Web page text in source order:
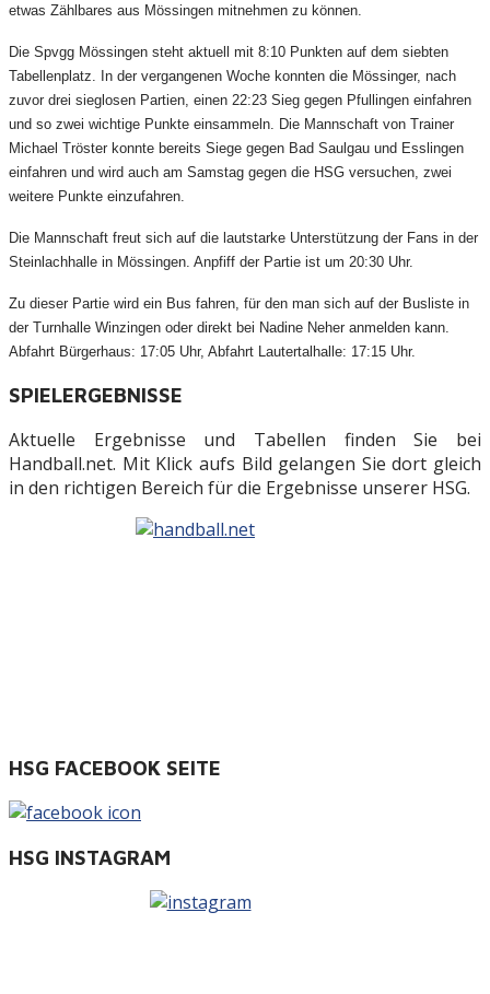
etwas Zählbares aus Mössingen mitnehmen zu können.
Die Spvgg Mössingen steht aktuell mit 8:10 Punkten auf dem siebten
Tabellenplatz. In der vergangenen Woche konnten die Mössinger, nach
zuvor drei sieglosen Partien, einen 22:23 Sieg gegen Pfullingen einfahren
und so zwei wichtige Punkte einsammeln. Die Mannschaft von Trainer
Michael Tröster konnte bereits Siege gegen Bad Saulgau und Esslingen
einfahren und wird auch am Samstag gegen die HSG versuchen, zwei
weitere Punkte einzufahren.
Die Mannschaft freut sich auf die lautstarke Unterstützung der Fans in der
Steinlachhalle in Mössingen. Anpfiff der Partie ist um 20:30 Uhr.
Zu dieser Partie wird ein Bus fahren, für den man sich auf der Busliste in
der Turnhalle Winzingen oder direkt bei Nadine Neher anmelden kann.
Abfahrt Bürgerhaus: 17:05 Uhr, Abfahrt Lautertalhalle: 17:15 Uhr.
SPIELERGEBNISSE
Aktuelle Ergebnisse und Tabellen finden Sie bei
Handball.net. Mit Klick aufs Bild gelangen Sie dort gleich
in den richtigen Bereich für die Ergebnisse unserer HSG.
HSG FACEBOOK SEITE
HSG INSTAGRAM